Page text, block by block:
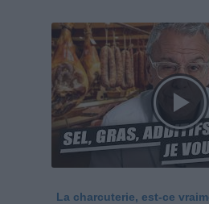
La charcuterie, est-ce